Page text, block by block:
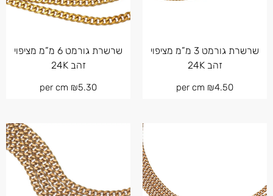
שרשרת גורמט 3 מ”מ מציפוי
זהב 24K
₪4.50
שרשרת גורמט 6 מ”מ מציפוי
זהב 24K
₪5.30